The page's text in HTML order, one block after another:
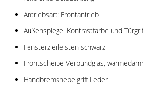
Antriebsart: Frontantrieb
Außenspiegel Kontrastfarbe und
Fensterzierleisten schwarz
Frontscheibe Verbundglas,
Handbremshebelgriff Leder